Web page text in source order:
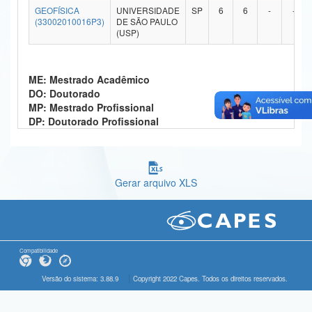
Ministério da Ciência, Tecnologia, Inovações e Comunicações
Ministério do Meio Ambiente
Ministério do Desenvolvimento Regional
Controladoria-Geral da União
Gabinete de Segurança Institucional
Advocacia-Geral da União
GEOFÍSICA
(33002010016P3)
UNIVERSIDADE
DE SÃO PAULO
(USP)
SP 6 6 - -
ME: Mestrado Acadêmico
DO: Doutorado
MP: Mestrado Profissional
DP: Doutorado Profissional
Gerar arquivo XLS
Compatibilidade
Versão do sistema: 3.88.9 Copyright 2022 Capes. Todos os direitos reservados.